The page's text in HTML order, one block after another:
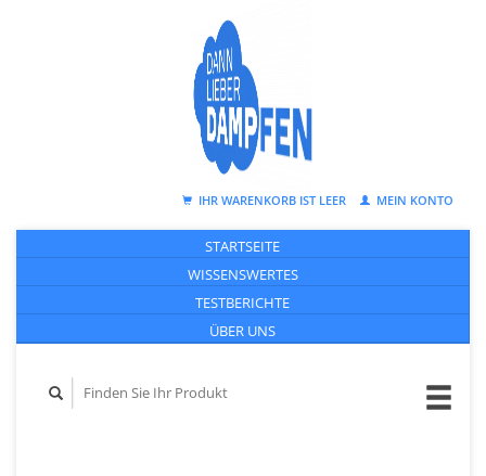
IHR WARENKORB IST LEER MEIN KONTO
STARTSEITE
WISSENSWERTES
TESTBERICHTE
ÜBER UNS